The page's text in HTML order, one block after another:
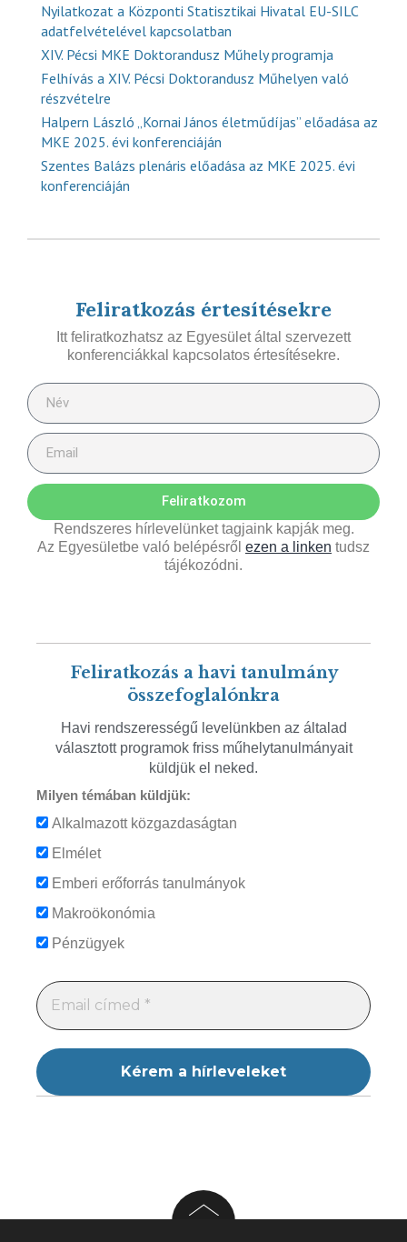
Nyilatkozat a Központi Statisztikai Hivatal EU-SILC
adatfelvételével kapcsolatban
XIV. Pécsi MKE Doktorandusz Műhely programja
Felhívás a XIV. Pécsi Doktorandusz Műhelyen való
részvételre
Halpern László „Kornai János életműdíjas” előadása az
MKE 2025. évi konferenciáján
Szentes Balázs plenáris előadása az MKE 2025. évi
konferenciáján
Feliratkozás értesítésekre
Itt feliratkozhatsz az Egyesület által szervezett
konferenciákkal kapcsolatos értesítésekre.
Feliratkozom
Rendszeres hírlevelünket tagjaink kapják meg.
Az Egyesületbe való belépésről ezen a linken tudsz
tájékozódni.
Feliratkozás a havi tanulmány
összefoglalónkra
Havi rendszerességű levelünkben az általad
választott programok friss műhelytanulmányait
küldjük el neked.
Milyen témában küldjük:
Alkalmazott közgazdaságtan
Elmélet
Emberi erőforrás tanulmányok
Makroökonómia
Pénzügyek